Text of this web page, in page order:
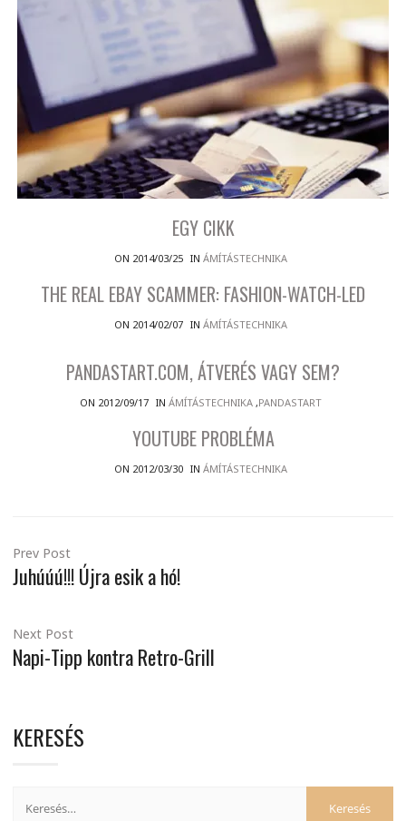
EGY CIKK
ON 2014/03/25 IN ÁMÍTÁSTECHNIKA
THE REAL EBAY SCAMMER: FASHION-WATCH-LED
ON 2014/02/07 IN ÁMÍTÁSTECHNIKA
PANDASTART.COM, ÁTVERÉS VAGY SEM?
ON 2012/09/17 IN ÁMÍTÁSTECHNIKA ,PANDASTART
YOUTUBE PROBLÉMA
ON 2012/03/30 IN ÁMÍTÁSTECHNIKA
Prev Post
Juhúúú!!! Újra esik a hó!
Next Post
Napi-Tipp kontra Retro-Grill
KERESÉS